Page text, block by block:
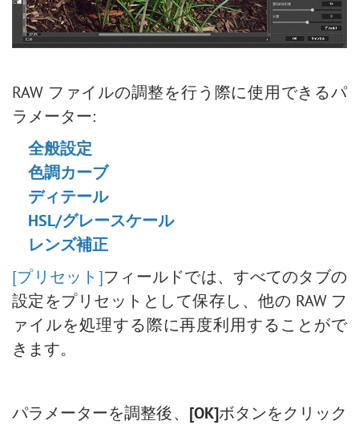
口紅の色を選択
古い写真の修復
RAW ファイルの調整を行う際に使用できるパ
ラメーター:
全般設定
色調カーブ
ディテール
HSL/グレースケール
レンズ補正
[プリセット]フィールドでは、すべてのタブの
設定をプリセットとして保存し、他の RAW フ
ァイルを処理する際に再度利用することがで
きます。
パラメーターを調整後、 [OK]ボタンをクリック